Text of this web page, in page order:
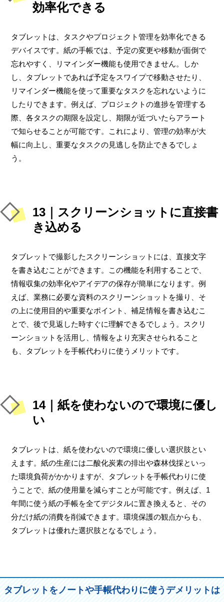
効率化できる
タブレットは、タスクやプロジェクト管理を効率化できる
デバイスです。紙の手帳では、予定の変更や移動が面倒で
忘れやすく、リマインダー機能も使用できません。しか
し、タブレットであれば予定をスワイプで移動させたり、
リマインダー機能を使って重要なタスクを忘れないように
したりできます。例えば、プロジェクトの進捗を管理する
際、各タスクの期限を設定し、期限が近づいたらアラート
で知らせることが可能です。これにより、管理の効率が大
幅に向上し、重要なタスクの見逃しを防止できるでしょ
う。
13｜スクリーンショットに直接書
き込める
タブレットで撮影したスクリーンショットには、直接文字
を書き込むことができます。この機能を利用することで、
情報収集の効率化やアイデアの保存が簡単になります。例
えば、業務に必要な資料のスクリーンショットを撮り、そ
の上に使用目的や重要なポイント、補足情報を書き込むこ
とで、後で見返した時すぐに理解できるでしょう。スクリ
ーンショットを活用し、情報をより充実させられること
も、タブレットを手帳代わりに使うメリットです。
14｜紙を使わないので環境に優し
い
タブレットは、紙を使わないので環境に優しい選択肢とい
えます。紙の生産には二酸化炭素の排出や森林伐採といっ
た環境負荷がかかりますが、タブレットを手帳代わりに使
うことで、紙の使用量を減らすことが可能です。例えば、1
年間に使う紙の手帳を全てデジタルに置き換えると、その
分だけ紙の消費を削減できます。環境保護の観点からも、
タブレットは優れた選択肢となるでしょう。
タブレットをノートや手帳代わりに使うデメリットは